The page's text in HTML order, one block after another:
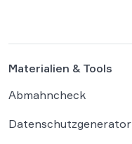
Materialien & Tools
Abmahncheck
Datenschutzgenerator